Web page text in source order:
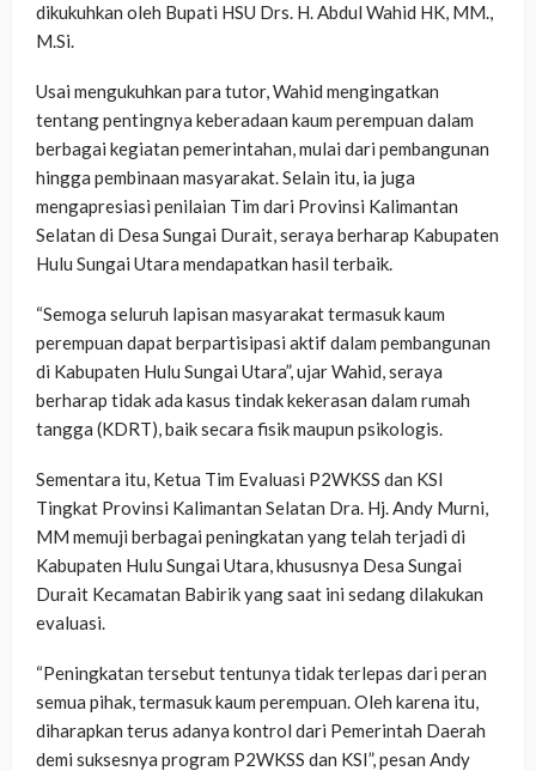
dikukuhkan oleh Bupati HSU Drs. H. Abdul Wahid HK, MM.,
M.Si.
Usai mengukuhkan para tutor, Wahid mengingatkan
tentang pentingnya keberadaan kaum perempuan dalam
berbagai kegiatan pemerintahan, mulai dari pembangunan
hingga pembinaan masyarakat. Selain itu, ia juga
mengapresiasi penilaian Tim dari Provinsi Kalimantan
Selatan di Desa Sungai Durait, seraya berharap Kabupaten
Hulu Sungai Utara mendapatkan hasil terbaik.
“Semoga seluruh lapisan masyarakat termasuk kaum
perempuan dapat berpartisipasi aktif dalam pembangunan
di Kabupaten Hulu Sungai Utara”, ujar Wahid, seraya
berharap tidak ada kasus tindak kekerasan dalam rumah
tangga (KDRT), baik secara fisik maupun psikologis.
Sementara itu, Ketua Tim Evaluasi P2WKSS dan KSI
Tingkat Provinsi Kalimantan Selatan Dra. Hj. Andy Murni,
MM memuji berbagai peningkatan yang telah terjadi di
Kabupaten Hulu Sungai Utara, khususnya Desa Sungai
Durait Kecamatan Babirik yang saat ini sedang dilakukan
evaluasi.
“Peningkatan tersebut tentunya tidak terlepas dari peran
semua pihak, termasuk kaum perempuan. Oleh karena itu,
diharapkan terus adanya kontrol dari Pemerintah Daerah
demi suksesnya program P2WKSS dan KSI”, pesan Andy